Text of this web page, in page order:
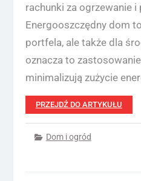
rachunki za ogrzewanie i
Energooszczędny dom
portfela, ale także dla
oznacza to
minimalizują zużycie
PRZEJDŹ DO ARTYKUŁU
Dom i ogród